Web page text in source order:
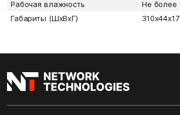
Рабочая влажность
Не более
Габариты (ШxВxГ)